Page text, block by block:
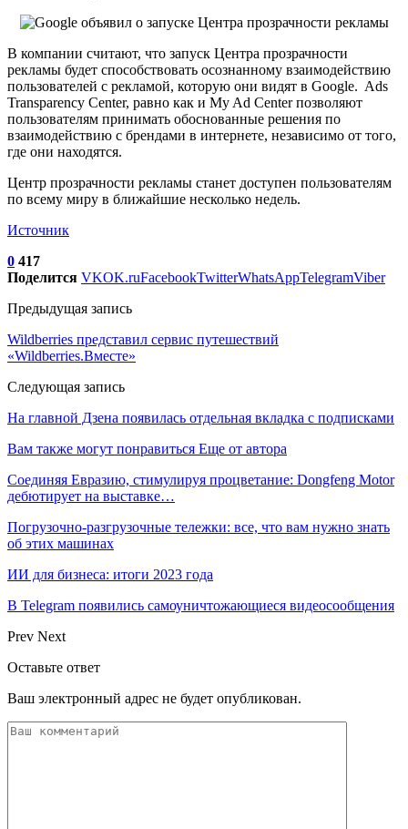
В компании считают, что запуск Центра прозрачности
рекламы будет способствовать осознанному взаимодействию
пользователей с рекламой, которую они видят в Google. Ads
Transparency Center, равно как и My Ad Center позволяют
пользователям принимать обоснованные решения по
взаимодействию с брендами в интернете, независимо от того,
где они находятся.
Центр прозрачности рекламы станет доступен пользователям
по всему миру в ближайшие несколько недель.
Источник
0 417
Поделится VKOK.ruFacebookTwitterWhatsAppTelegramViber
Предыдущая запись
Wildberries представил сервис путешествий
«Wildberries.Вместе»
Следующая запись
На главной Дзена появилась отдельная вкладка с подписками
Вам также могут понравиться Еще от автора
Соединяя Евразию, стимулируя процветание: Dongfeng Motor
дебютирует на выставке…
Погрузочно-разгрузочные тележки: все, что вам нужно знать
об этих машинах
ИИ для бизнеса: итоги 2023 года
В Telegram появились самоуничтожающиеся видеосообщения
Prev Next
Оставьте ответ
Ваш электронный адрес не будет опубликован.